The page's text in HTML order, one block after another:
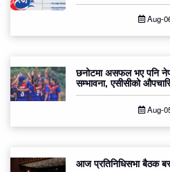
Aug-
छनोटमा असफल भए पनि
सम्भावना, एसीसीको
Aug-
आज प्रतिनिधिसभा बैठक